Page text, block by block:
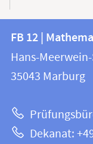
Kontakt
und
Website
FB
12
|
und
Informatik
FB 12 |
Hans-
35043 Marburg
Dekanat: